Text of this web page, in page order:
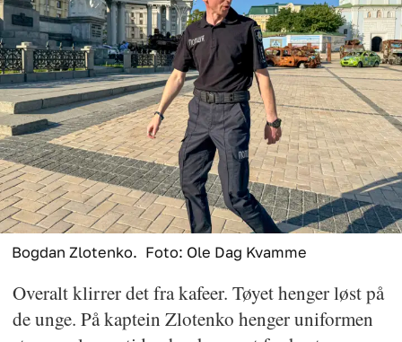
Bogdan Zlotenko. Foto: Ole Dag Kvamme
Overalt klirrer det fra kafeer. Tøyet henger løst på
de unge. På kaptein Zlotenko henger uniformen